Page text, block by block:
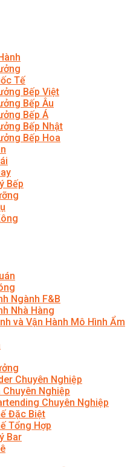
Tế
Bếp Việt
Bếp Âu
Bếp Á
Bếp Nhật
Bếp Hoa
Bếp
Ngành F&B
Nhà Hàng
và Vận Hành Mô Hình Ẩm
Chuyên Nghiệp
Nghiệp
Chuyên Nghiệp
Đặc Biệt
Tổng Hợp
Bar